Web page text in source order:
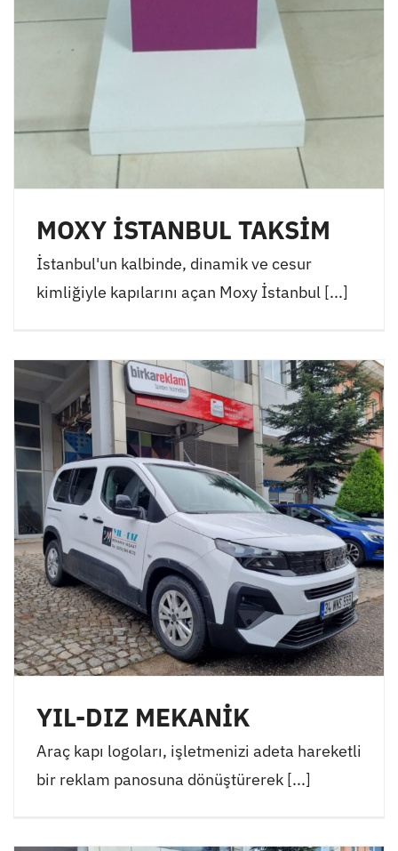
MOXY İSTANBUL TAKSİM
İstanbul'un kalbinde, dinamik ve cesur
kimliğiyle kapılarını açan Moxy İstanbul [...]
YIL-DIZ MEKANİK
Araç kapı logoları, işletmenizi adeta hareketli
bir reklam panosuna dönüştürerek [...]